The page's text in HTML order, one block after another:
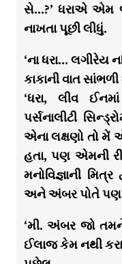
સે…?’ ધરાએ એમ
નાખતા પૂછી લીધું.
‘ના ધરા… લગીરેય
કાકાની વાત
‘ધરા, લીવ
પર્સનાલીટી
એના લક્ષણો તો મેં
હતા, પણ એમની
મનોવિજ્ઞાની
અને અંબર પોતે પણ
‘મી. અંબર જો
ઈલાજ કેમ નથી